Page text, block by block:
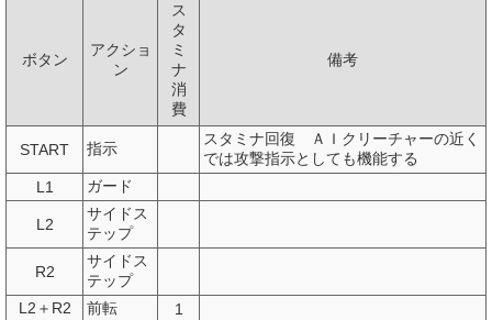
ボタン
アクショ
ン
ス
タ
ミ
ナ
消
費
備考
START 指示
スタミナ回復 ＡＩクリーチャーの近く
では攻撃指示としても機能する
L1
ガード
L2
サイドス
テップ
R2
サイドス
テップ
L2＋R2
前転 1